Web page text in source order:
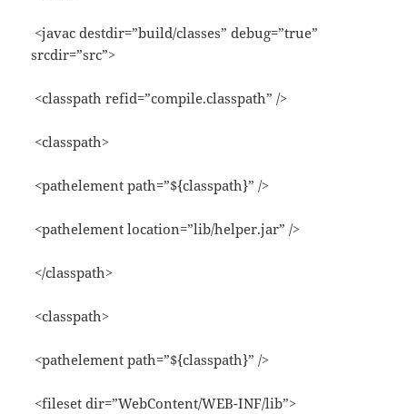
<javac destdir=”build/classes” debug=”true”
srcdir=”src”>
<classpath refid=”compile.classpath” />
<classpath>
<pathelement path=”${classpath}” />
<pathelement location=”lib/helper.jar” />
</classpath>
<classpath>
<pathelement path=”${classpath}” />
<fileset dir=”WebContent/WEB-INF/lib”>